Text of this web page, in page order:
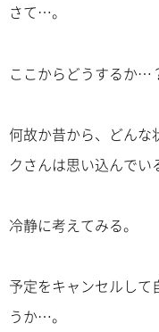
さて…。
ここからどうするか…
何故か昔から、どん
クさんは思い込んでい
冷静に考えてみる。
予定をキャンセルし
うか…。